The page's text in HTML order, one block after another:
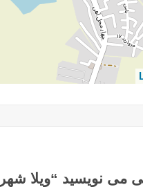
می نویسید “ویلا